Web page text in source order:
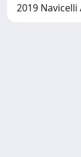
2019 Navicelli